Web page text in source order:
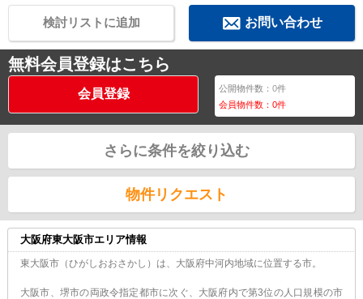
お問い合わせ
検討リストに追加
無料会員登録はこちら
会員登録 公開物件数：0件
会員物件数：0件
さらに条件を絞り込む
物件リクエスト
大阪府東大阪市エリア情報
東大阪市（ひがしおおさかし）は、大阪府中河内地域に位置する市。
大阪市、堺市の両政令指定都市に次ぐ、大阪府内で第3位の人口規模の市